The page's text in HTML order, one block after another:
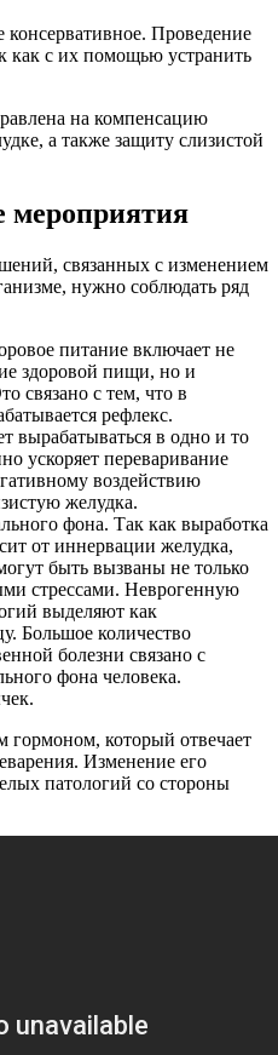
Проведение
как с их помощью устранить
на компенсацию
а также защиту слизистой
мероприятия
связанных с изменением
нужно соблюдать ряд
питание включает не
здоровой пищи, но и
связано с тем, что в
рефлекс.
вырабатываться в одно и то
ускоряет переваривание
воздействию
желудка.
фона. Так как выработка
от иннервации желудка,
быть вызваны не только
стрессами. Неврогенную
выделяют как
Большое количество
болезни связано с
фона человека.
гормоном, который отвечает
Изменение его
патологий со стороны